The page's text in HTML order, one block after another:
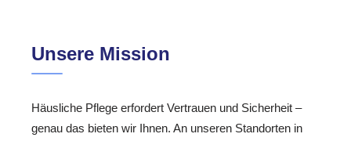
Unsere Mission
Häusliche Pflege erfordert Vertrauen und Sicherheit –
genau das bieten wir Ihnen. An unseren Standorten in